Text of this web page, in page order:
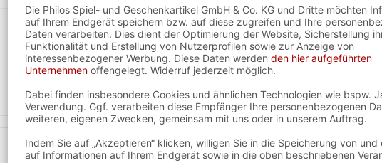
Gewinnen wird, wer als
Spielanleitung downloaden
, 2 Würfelbecher, 4 Würfel, 15 dunkle
Denken , Taktisches Denken